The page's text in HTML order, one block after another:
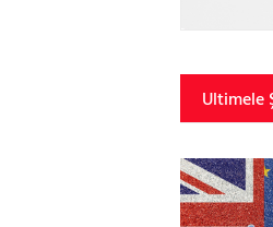
Ultimele